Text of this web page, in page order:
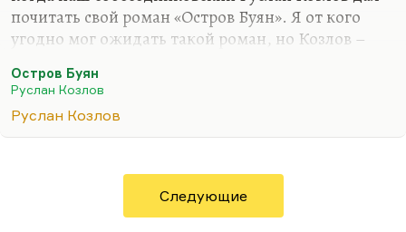
почитать свой роман «Остров Буян». Я от кого
угодно мог ожидать такой роман, но Козлов –
редактировал «Смену» ленинградскую, он автор
первой публикации о «Митьках», он и открыл их
как течение. Он был автором первого ответа
принципами». Когда все замерли, думая, что это
произошел поворот в правительстве, а вот Козлов
взял и написал очень резкую и язвительную
Остров Буян
Руслан Козлов
Руслан Козлов
Следующие